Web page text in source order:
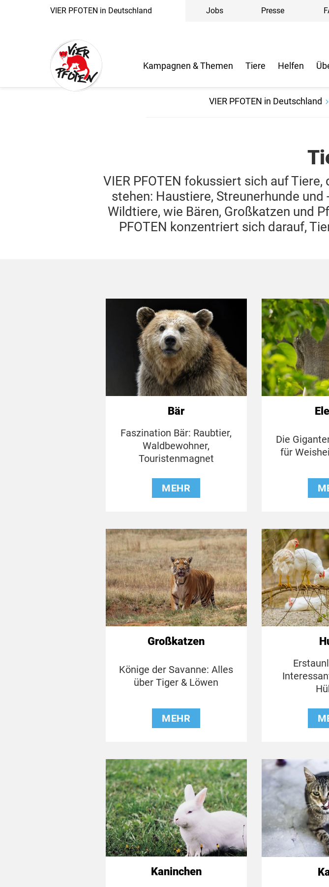
VIER PFOTEN in Deutschland Jobs Presse
Kampagnen & Themen Tiere Helfen
VIER PFOTEN in Deutschland
VIER PFOTEN fokussiert sich auf
stehen: Haustiere, Streunerhunde
Wildtiere, wie Bären, Großkatzen und
PFOTEN konzentriert sich darauf,
Bär
Faszination Bär: Raubtier,
Waldbewohner,
Touristenmagnet
MEHR
Die
für
Großkatzen
Könige der Savanne: Alles
über Tiger & Löwen
MEHR
Kaninchen